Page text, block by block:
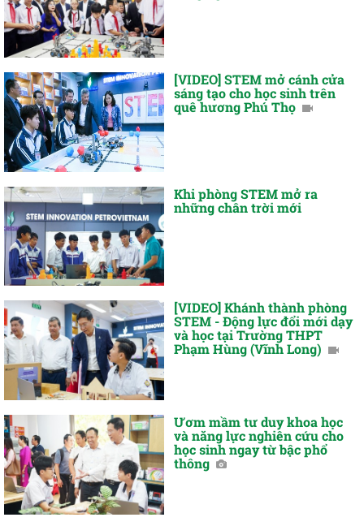
[VIDEO] STEM mở cánh cửa
sáng tạo cho học sinh trên
quê hương Phú Thọ
Khi phòng STEM mở ra
những chân trời mới
[VIDEO] Khánh thành phòng
STEM - Động lực đổi mới dạy
và học tại Trường THPT
Phạm Hùng (Vĩnh Long)
Ươm mầm tư duy khoa học
và năng lực nghiên cứu cho
học sinh ngay từ bậc phổ
thông